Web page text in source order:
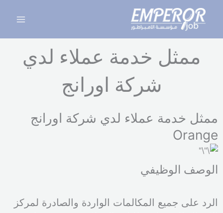
تخطي
ممثل خدمة عملاء لدي
شركة اورانج
ممثل خدمة عملاء لدي شركة اورانج
Orange
الوصف الوظيفي
الرد على جميع المكالمات الواردة والصادرة لمركز